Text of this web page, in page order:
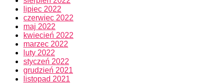
lipiec 2022
czerwiec 2022
maj 2022
kwiecień 2022
marzec 2022
luty 2022
styczeń 2022
grudzień 2021
listopad 2021